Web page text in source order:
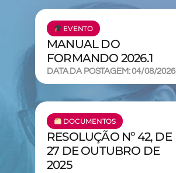
EVENTO
MANUAL DO
FORMANDO 2026.1
DATA DA POSTAGEM: 04/08/2026
DOCUMENTOS
RESOLUÇÃO Nº 42, DE
27 DE OUTUBRO DE
2025